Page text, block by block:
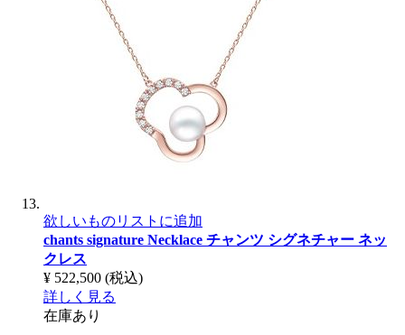
欲しいものリストに追加
chants signature Necklace チャンツ シグネチャー ネッ
クレス
¥ 522,500 (税込)
詳しく見る
在庫あり